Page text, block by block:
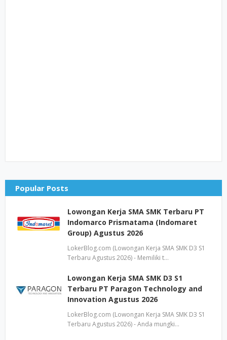
Popular Posts
Lowongan Kerja SMA SMK Terbaru PT
Indomarco Prismatama (Indomaret
Group) Agustus 2026
LokerBlog.com (Lowongan Kerja SMA SMK D3 S1
Terbaru Agustus 2026) - Memiliki t…
Lowongan Kerja SMA SMK D3 S1
Terbaru PT Paragon Technology and
Innovation Agustus 2026
LokerBlog.com (Lowongan Kerja SMA SMK D3 S1
Terbaru Agustus 2026) - Anda mungki…